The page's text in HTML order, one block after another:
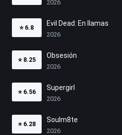
2026
⭐ 6.8
Evil Dead: En llamas
2026
⭐ 8.25
Obsesión
2026
⭐ 6.56
Supergirl
2026
⭐ 6.28
Soulm8te
2026